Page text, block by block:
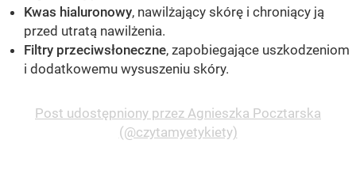
Kwas hialuronowy, nawilżający skórę i chroniący ją
przed utratą nawilżenia.
Filtry przeciwsłoneczne, zapobiegające uszkodzeniom
i dodatkowemu wysuszeniu skóry.
Post udostępniony przez Agnieszka Pocztarska
(@czytamyetykiety)